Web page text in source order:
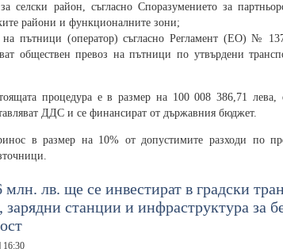
район, съгласно Споразумението за
райони и функционалните зони;
на пътници (оператор) съгласно Регламент (ЕО) №
обществен превоз на пътници по утвърдени
процедура е в размер на 100 008 386,71 лева,
ДДС и се финансират от държавния бюджет.
в размер на 10% от допустимите разходи по
лв. ще се инвестират в градски
станции и инфраструктура за
16:30